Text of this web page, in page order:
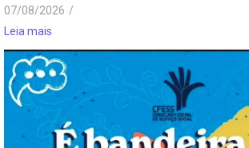
07/08/2026 /
Leia mais